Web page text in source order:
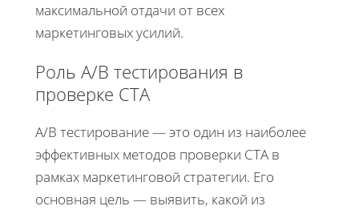
максимальной отдачи от всех
маркетинговых усилий.
Роль A/B тестирования в
проверке CTA
A/B тестирование — это один из наиболее
эффективных методов проверки CTA в
рамках маркетинговой стратегии. Его
основная цель — выявить, какой из